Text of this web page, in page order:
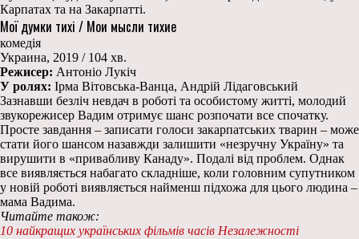
Карпатах та на Закарпатті.
Мої думки тихі / Мои мысли тихие
комедія
Украина, 2019 / 104 хв.
Режисер: Антоніо Лукіч
У ролях: Ірма Вітовська-Ванца, Андрій Лідаговський
Зазнавши безліч невдач в роботі та особистому житті, молодий
звукорежисер Вадим отримує шанс розпочати все спочатку.
Просте завдання – записати голоси закарпатських тварин – може
стати його шансом назавжди залишити «незручну Україну» та
вирушити в «привабливу Канаду». Подалі від проблем. Однак
все виявляється набагато складніше, коли головним супутником
у новій роботі виявляється найменш підхожа для цього людина –
мама Вадима.
Читайте також:
10 найкращих українських фільмів часів Незалежності